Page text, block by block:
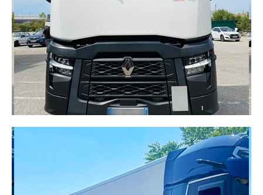
chargement et le déchargement de matériaux
lourds ou encombrants, directement sur site.
DÉCOUVRIR
TRACTEURS ROUTIERS